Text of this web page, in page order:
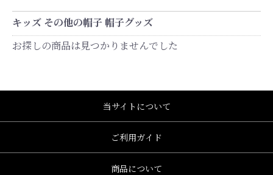
キッズ その他の帽子 帽子グッズ
お探しの商品は見つかりませんでした
当サイトについて
ご利用ガイド
商品について